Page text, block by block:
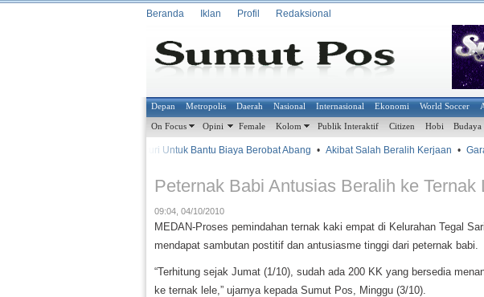
Beranda Iklan Profil Redaksional
Depan Metropolis Daerah Nasional Internasional Ekonomi World Soccer
On Focus Opini Female Kolom Publik Interaktif Citizen Hobi Budaya
Mencuri Untuk Bantu Biaya Berobat Abang • Akibat Salah Beralih Kerjaan •
Peternak Babi Antusias Beralih ke Ternak
09:04, 04/10/2010
MEDAN-Proses pemindahan ternak kaki empat di Kelurahan Tegal
mendapat sambutan postitif dan antusiasme tinggi dari peternak babi.
“Terhitung sejak Jumat (1/10), sudah ada 200 KK yang bersedia
ke ternak lele,” ujarnya kepada Sumut Pos, Minggu (3/10).